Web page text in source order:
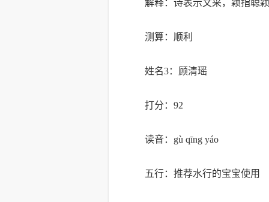
解释：诗表示文采，颖指聪
测算：顺利
姓名3：顾清瑶
打分：92
读音：gù qīng yáo
五行：推荐水行的宝宝使用